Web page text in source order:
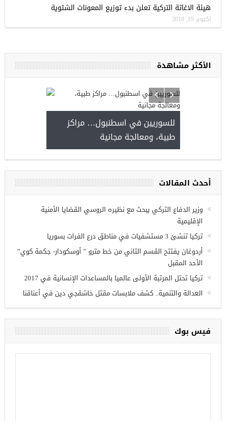
هيئة الاغاثة التركية تعلن بدء توزيع المعونات الشتوية
أكتوبر 19, 2018
الأكثر مشاهدة
للسوريين في اسطنبول… مراكز
طبية، ومعالجة مجانية
في
أحدث المقالات
وزير الدفاع التركي يبحث مع نظيره الروسي القضايا الأمنية
الإقليمية
تركيا تنشئ 3 مستشفيات في مناطق درع الفرات بسوريا
أردوغان يفتتح القسم الثاني من خط مترو ” أوسكودار- جكمة كوي”
الأحد المقبل
تركيا تحتل المرتبة الأولى عالميا بالمساعدات الإنسانية في 2017
العدالة والتنمية.. كشف ملابسات مقتل خاشقجي دين في أعناقنا
فيس بوك